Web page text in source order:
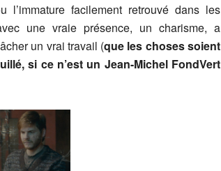
l’immature facilement retrouvé dans les
une vraie présence, un charisme, a
un vrai travail (que les choses soient
si ce n’est un Jean-Michel FondVert